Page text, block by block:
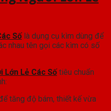
Số là dụng cụ kìm dùng để
nhau tên gọi các kìm có số
Lớn Lẻ Các Số tiêu chuẩn
tăng độ bám, thiết kế vừa